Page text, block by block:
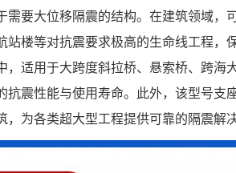
需要大位移隔震的结构。在建筑领域，
站楼等对抗震要求极高的生命线工程，
，适用于大跨度斜拉桥、悬索桥、跨海
抗震性能与使用寿命。此外，该型号支
，为各类超大型工程提供可靠的隔震解